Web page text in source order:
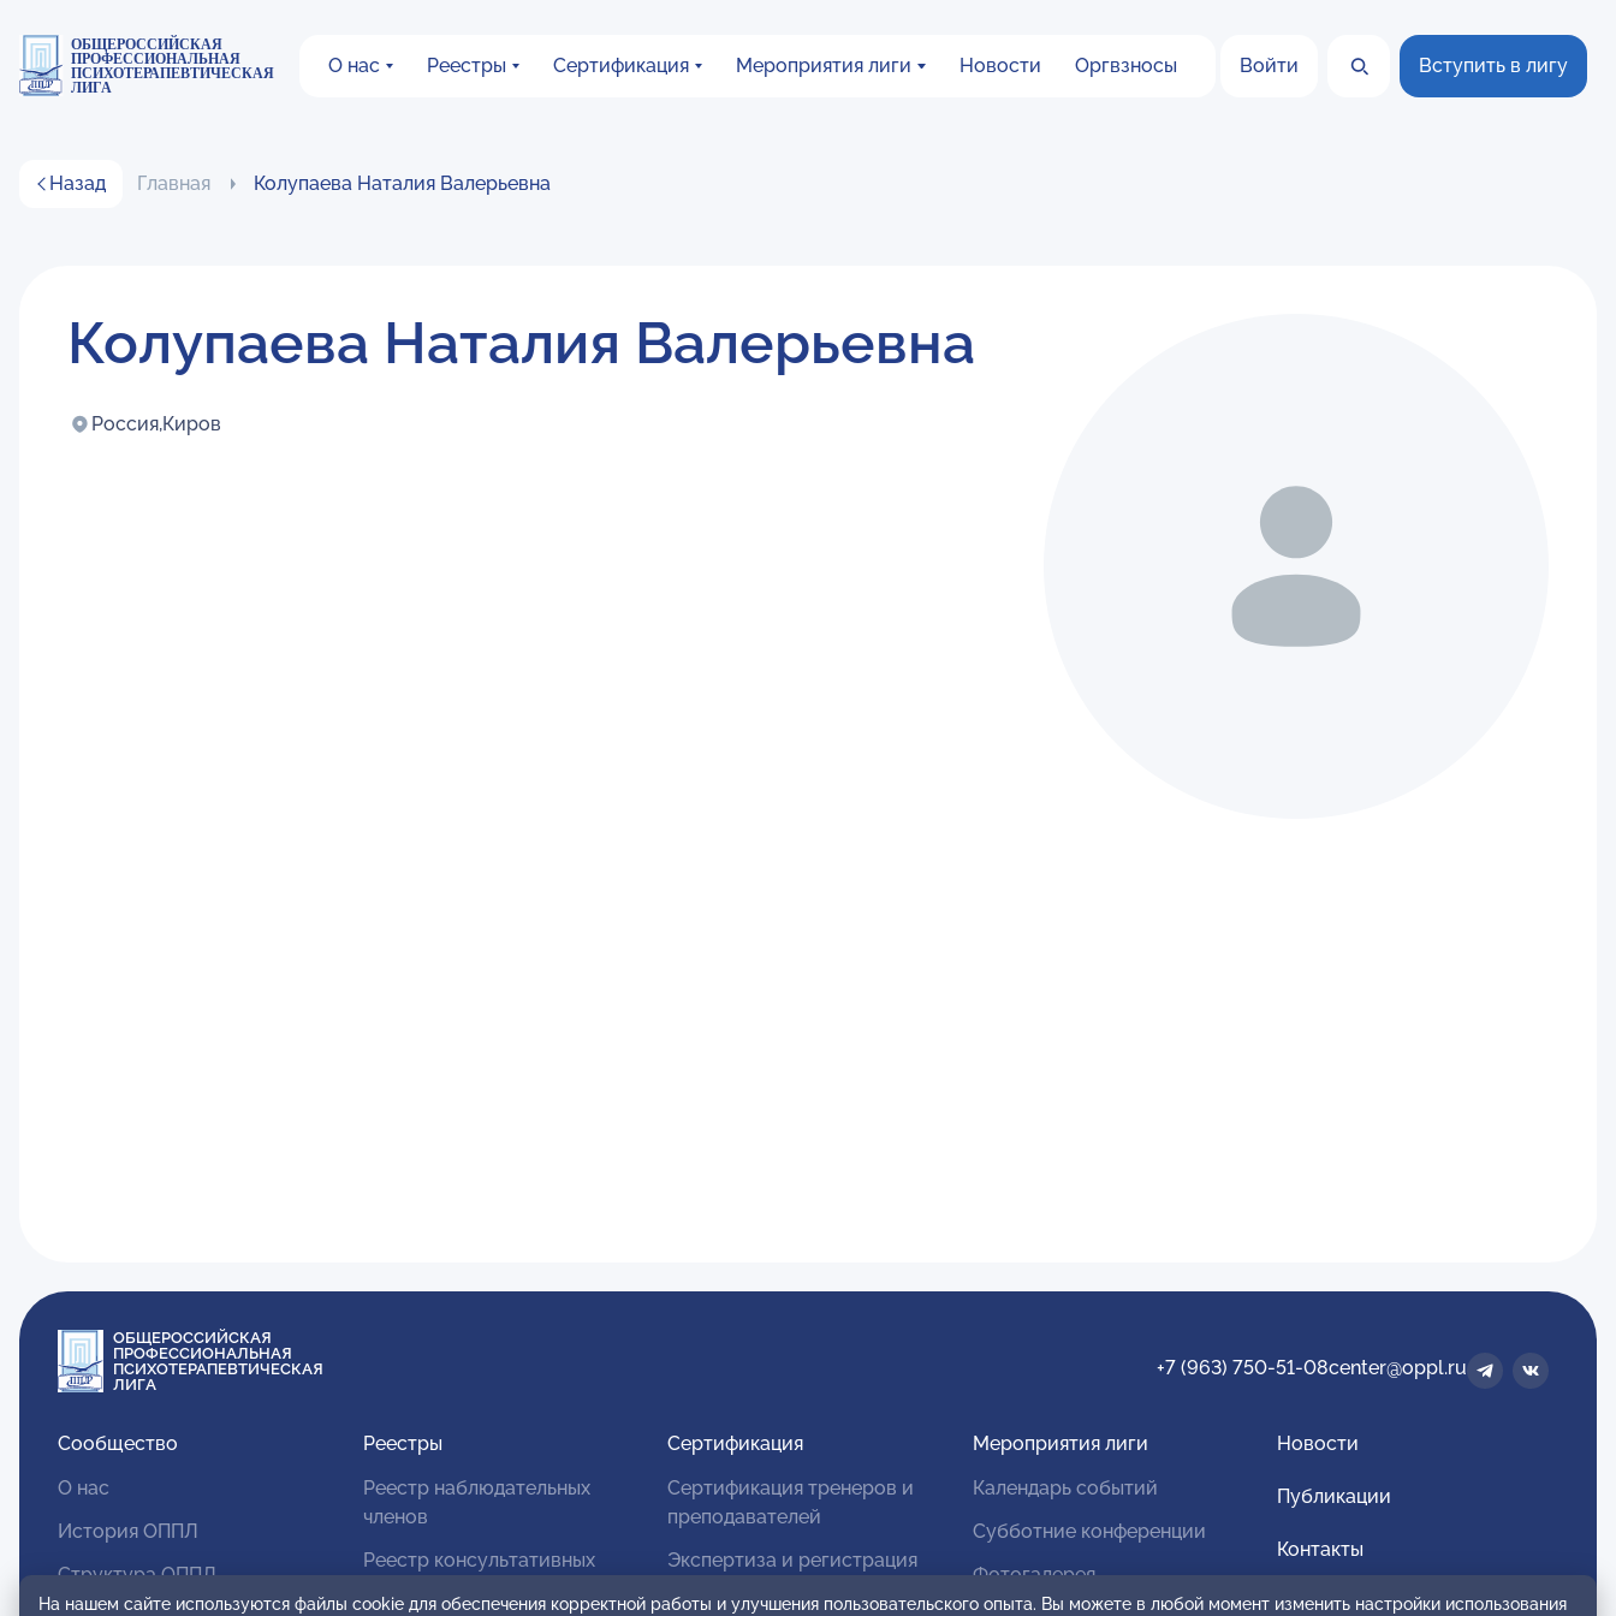
ОБЩЕРОССИЙСКАЯ
ПРОФЕССИОНАЛЬНАЯ
ПСИХОТЕРАПЕВТИЧЕСКАЯ
ЛИГА
О нас Реестры Сертификация Мероприятия лиги Новости Оргвзносы Войти Вступить в лигу
Назад Главная Колупаева Наталия Валерьевна
Колупаева Наталия Валерьевна
Россия,Киров
ОБЩЕРОССИЙСКАЯ
ПРОФЕССИОНАЛЬНАЯ
ПСИХОТЕРАПЕВТИЧЕСКАЯ
ЛИГА
+7 (963) 750-51-08center@oppl.ru
Сообщество
О нас
История ОППЛ
Структура ОППЛ
Реестры
Реестр наблюдательных
членов
Реестр консультативных
Сертификация
Сертификация тренеров и
преподавателей
Экспертиза и регистрация
Мероприятия лиги
Календарь событий
Субботние конференции
Фотогалерея
Новости
Публикации
Контакты
Для спонсоров и партнеров
На нашем сайте используются файлы cookie для обеспечения корректной работы и улучшения пользовательского опыта. Вы можете в любой момент изменить настройки использования